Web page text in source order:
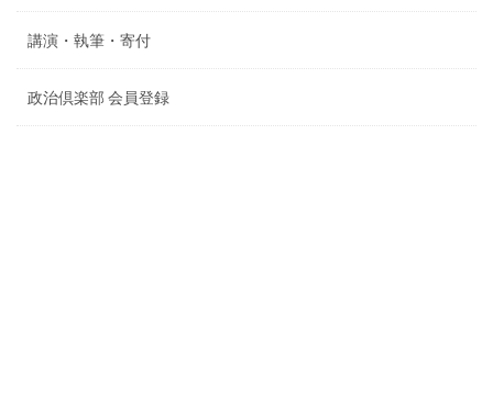
講演・執筆・寄付
政治倶楽部 会員登録